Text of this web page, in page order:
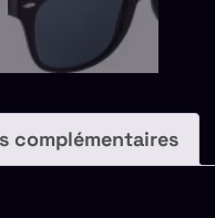
complémentaires